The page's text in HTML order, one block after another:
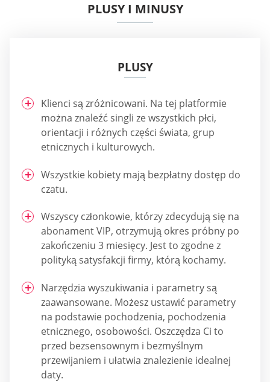
PLUSY I MINUSY
PLUSY
Klienci są zróżnicowani. Na tej platformie
można znaleźć singli ze wszystkich płci,
orientacji i różnych części świata, grup
etnicznych i kulturowych.
Wszystkie kobiety mają bezpłatny dostęp do
czatu.
Wszyscy członkowie, którzy zdecydują się na
abonament VIP, otrzymują okres próbny po
zakończeniu 3 miesięcy. Jest to zgodne z
polityką satysfakcji firmy, którą kochamy.
Narzędzia wyszukiwania i parametry są
zaawansowane. Możesz ustawić parametry
na podstawie pochodzenia, pochodzenia
etnicznego, osobowości. Oszczędza Ci to
przed bezsensownym i bezmyślnym
przewijaniem i ułatwia znalezienie idealnej
daty.